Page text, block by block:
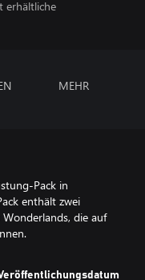
erhältliche
MEHR
Pack in
enthält zwei
die auf